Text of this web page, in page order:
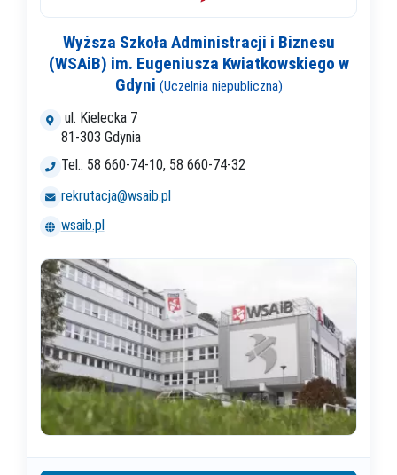
Wyższa Szkoła Administracji i Biznesu
(WSAiB) im. Eugeniusza Kwiatkowskiego w
Gdyni (Uczelnia niepubliczna)
ul. Kielecka 7
81-303 Gdynia
Tel.: 58 660-74-10, 58 660-74-32
rekrutacja@wsaib.pl
wsaib.pl